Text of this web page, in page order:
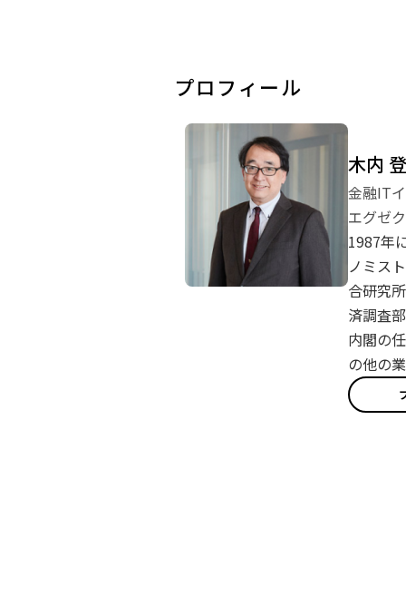
プロフィール
木内
金融IT
エグゼ
1987年
ノミス
合研究
済調査
内閣の
の他の